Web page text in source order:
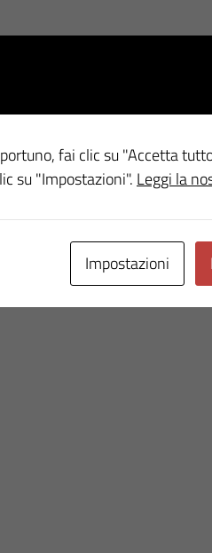
fai clic su "Accetta
su "Impostazioni". Leggi la
Impostazioni